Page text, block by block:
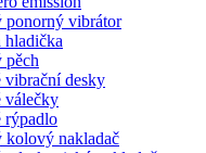
ponorný vibrátor
hladička
pěch
vibrační desky
válečky
rýpadlo
kolový nakladač